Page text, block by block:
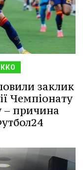
заклик
Чемпіонату
– причина